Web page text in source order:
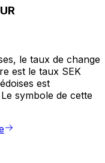
le taux de change
est le taux SEK
est
symbole de cette